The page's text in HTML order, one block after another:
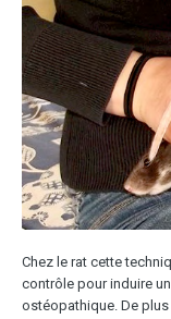
Chez le rat cette
contrôle pour induire
ostéopathique. De